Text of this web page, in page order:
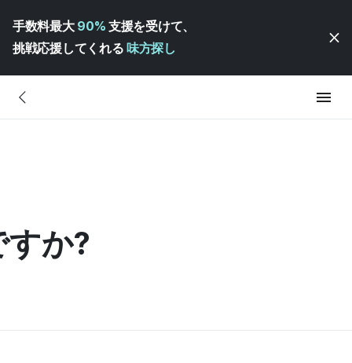
手数料最大 90% 支援を受けて、
挑戦応援してくれる 味方探し
か?